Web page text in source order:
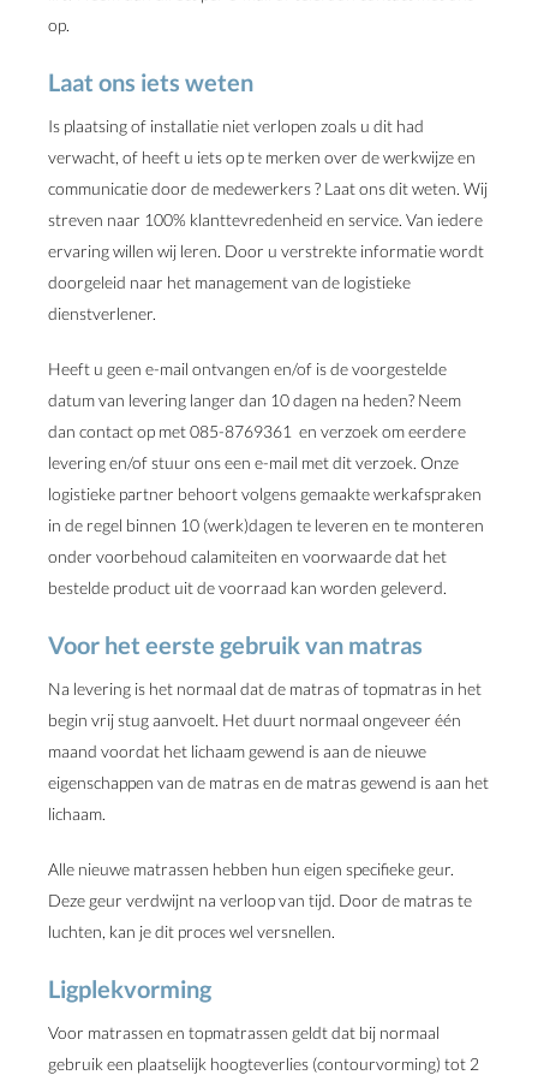
op.
Laat ons iets weten
Is plaatsing of installatie niet verlopen zoals u dit had
verwacht, of heeft u iets op te merken over de werkwijze en
communicatie door de medewerkers ? Laat ons dit weten. Wij
streven naar 100% klanttevredenheid en service. Van iedere
ervaring willen wij leren. Door u verstrekte informatie wordt
doorgeleid naar het management van de logistieke
dienstverlener.
Heeft u geen e-mail ontvangen en/of is de voorgestelde
datum van levering langer dan 10 dagen na heden? Neem
dan contact op met 085-8769361 en verzoek om eerdere
levering en/of stuur ons een e-mail met dit verzoek. Onze
logistieke partner behoort volgens gemaakte werkafspraken
in de regel binnen 10 (werk)dagen te leveren en te monteren
onder voorbehoud calamiteiten en voorwaarde dat het
bestelde product uit de voorraad kan worden geleverd.
Voor het eerste gebruik van matras
Na levering is het normaal dat de matras of topmatras in het
begin vrij stug aanvoelt. Het duurt normaal ongeveer één
maand voordat het lichaam gewend is aan de nieuwe
eigenschappen van de matras en de matras gewend is aan het
lichaam.
Alle nieuwe matrassen hebben hun eigen specifieke geur.
Deze geur verdwijnt na verloop van tijd. Door de matras te
luchten, kan je dit proces wel versnellen.
Ligplekvorming
Voor matrassen en topmatrassen geldt dat bij normaal
gebruik een plaatselijk hoogteverlies (contourvorming) tot 2